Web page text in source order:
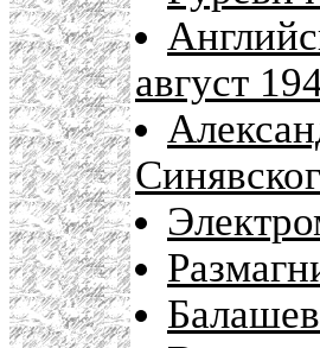
август